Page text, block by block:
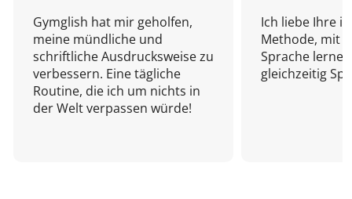
Gymglish hat mir geholfen,
meine mündliche und
schriftliche Ausdrucksweise zu
verbessern. Eine tägliche
Routine, die ich um nichts in
der Welt verpassen würde!
Ich liebe Ihre
Methode, mit
Sprache
gleichzeitig